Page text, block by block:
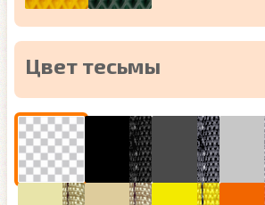
Цвет тесьмы